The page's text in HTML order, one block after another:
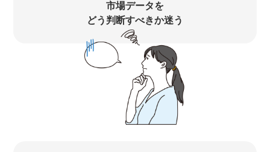
市場データを
どう判断すべきか迷う